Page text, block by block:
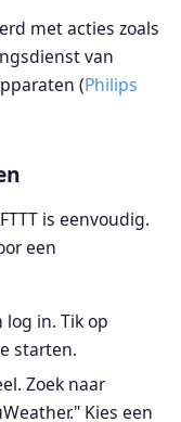
met acties zoals
van
(Philips
is eenvoudig.
een
log in. Tik op
starten.
Zoek naar
Kies een